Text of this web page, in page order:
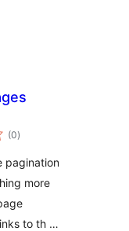
(0totale
vurderinger
)
pagination
more
to th …